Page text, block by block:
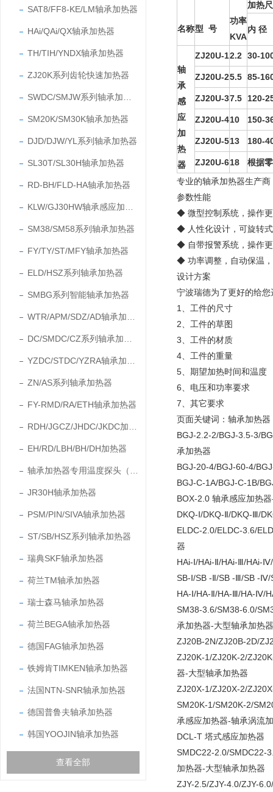
SAT8/FF8-KE/LM轴承加热器
HAi/QAi/QX轴承加热器
TH/TIH/YNDX轴承加热器
ZJ20K系列齿轮快速加热器
SM20K/SM30K轴承加热器
DJD/DJW/YL系列轴承加热器
SL30T/SL30H轴承加热器
RD-BH/FLD-HA轴承加热器
SM38/SM58系列轴承加热器
FY/TY/ST/MFY轴承加热器
ELD/HSZ系列轴承加热器
SMBG系列智能轴承加热器
ZN/AS系列轴承加热器
FY-RMD/RA/ETH轴承加热器
EH/RD/LBH/BH/DH加热器
JR30H轴承加热器
PSM/PIN/SIVA轴承加热器
ST/SB/HSZ系列轴承加热器
瑞典SKF轴承加热器
荷兰TM轴承加热器
瑞士森马轴承加热器
荷兰BEGA轴承加热器
德国FAG轴承加热器
铁姆肯TIMKEN轴承加热器
法国NTN-SNR轴承加热器
德国普鲁夫轴承加热器
韩国YOOJIN轴承加热器
查看全部
名称型 号
功率
KVA
加热
内 径
轴
承
感
应
加
热
器
ZJ20U-12.2 30-
ZJ20U-25.5 85-
ZJ20U-37.5 120-
ZJ20U-410 150-
ZJ20U-513 180-
ZJ20U-618
根据
专业的轴承加热器生产
参数性能
◆ 微型控制系统，操作
◆ 人性化设计，可旋转
◆ 自带报警系统，操作
◆ 功率调整，自动保温
设计方案
宁波瑞德为了更好的给
1、工件的尺寸
2、工件的草图
3、工件的材质
4、工件的重量
5、期望加热时间和温度
6、电压和功率要求
7、其它要求
页面关键词：轴承加热
BGJ-2.2-2/BGJ-3.5-3/
承加热器
BGJ-20-4/BGJ-60-4/
BGJ-C-1A/BGJ-C-1B/
BOX-2.0 轴承感应加热
DKQ-Ⅰ/DKQ-Ⅱ/DKQ-Ⅲ/
ELDC-2.0/ELDC-3.6/
器
HAi-Ⅰ/HAi-Ⅱ/HAi-Ⅲ/HAi-
SB-Ⅰ/SB -Ⅱ/SB -Ⅲ/SB -
HA-Ⅰ/HA-Ⅱ/HA-Ⅲ/HA-Ⅳ/
SM38-3.6/SM38-6.0/
承加热器-大型轴承加热器
ZJ20B-2N/ZJ20B-2D/
ZJ20K-1/ZJ20K-2/
器-大型轴承加热器
ZJ20X-1/ZJ20X-2/
SM20K-1/SM20K-2/
承感应加热器-轴承涡流
DCL-T 塔式感应加热器
SMDC22-2.0/SMDC22-
加热器-大型轴承加热器
ZJY-2.5/ZJY-4.0/ZJY-